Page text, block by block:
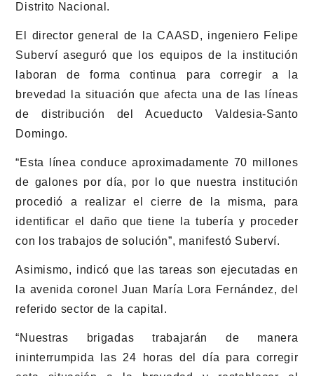
Distrito Nacional.
El director general de la CAASD, ingeniero Felipe
Suberví aseguró que los equipos de la institución
laboran de forma continua para corregir a la
brevedad la situación que afecta una de las líneas
de distribución del Acueducto Valdesia-Santo
Domingo.
“Esta línea conduce aproximadamente 70 millones
de galones por día, por lo que nuestra institución
procedió a realizar el cierre de la misma, para
identificar el daño que tiene la tubería y proceder
con los trabajos de solución”, manifestó Suberví.
Asimismo, indicó que las tareas son ejecutadas en
la avenida coronel Juan María Lora Fernández, del
referido sector de la capital.
“Nuestras brigadas trabajarán de manera
ininterrumpida las 24 horas del día para corregir